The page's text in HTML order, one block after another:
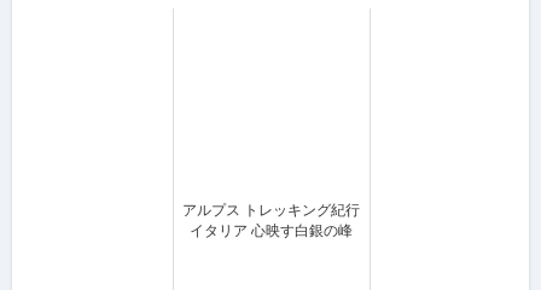
アルプス トレッキング紀行
イタリア 心映す白銀の峰